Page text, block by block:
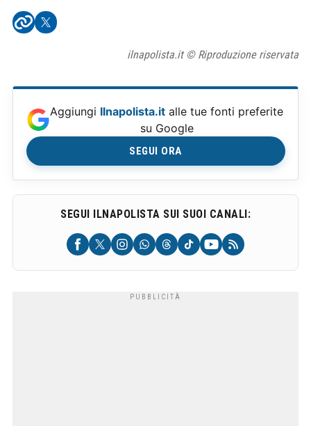
ilnapolista.it © Riproduzione riservata
Aggiungi Ilnapolista.it alle tue fonti preferite
su Google
SEGUI ORA
SEGUI ILNAPOLISTA SUI SUOI CANALI: